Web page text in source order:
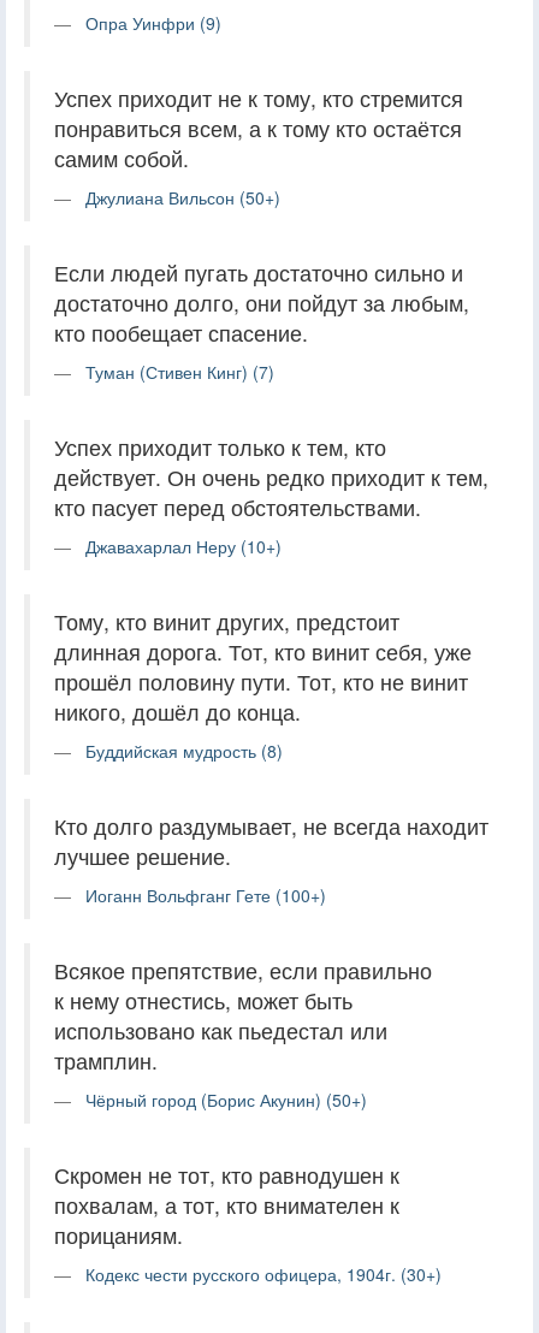
Опра Уинфри (9)
Успех приходит не к тому, кто стремится
понравиться всем, а к тому кто остаётся
самим собой.
Джулиана Вильсон (50+)
Если людей пугать достаточно сильно и
достаточно долго, они пойдут за любым,
кто пообещает спасение.
Туман (Стивен Кинг) (7)
Успех приходит только к тем, кто
действует. Он очень редко приходит к тем,
кто пасует перед обстоятельствами.
Джавахарлал Неру (10+)
Тому, кто винит других, предстоит
длинная дорога. Тот, кто винит себя, уже
прошёл половину пути. Тот, кто не винит
никого, дошёл до конца.
Буддийская мудрость (8)
Кто долго раздумывает, не всегда находит
лучшее решение.
Иоганн Вольфганг Гете (100+)
Всякое препятствие, если правильно
к нему отнестись, может быть
использовано как пьедестал или
трамплин.
Чёрный город (Борис Акунин) (50+)
Скромен не тот, кто равнодушен к
похвалам, а тот, кто внимателен к
порицаниям.
Кодекс чести русского офицера, 1904г. (30+)